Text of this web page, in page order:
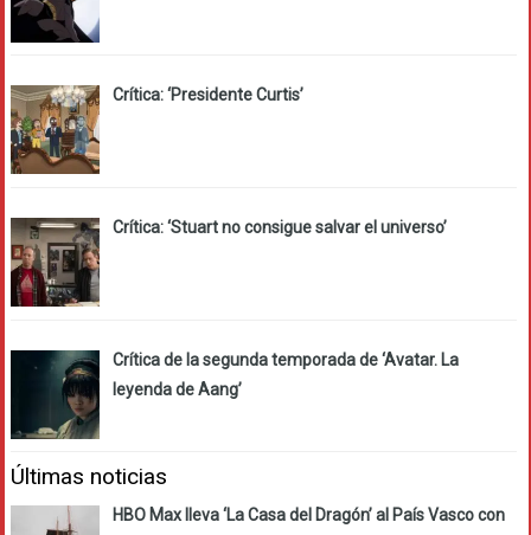
Crítica: ‘Presidente Curtis’
Crítica: ‘Stuart no consigue salvar el universo’
Crítica de la segunda temporada de ‘Avatar. La
leyenda de Aang’
Últimas noticias
HBO Max lleva ‘La Casa del Dragón’ al País Vasco con